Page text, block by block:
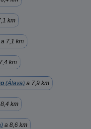
km
a 7,1 km
km
(Álava) a 7,9 km
km
a 8,6 km